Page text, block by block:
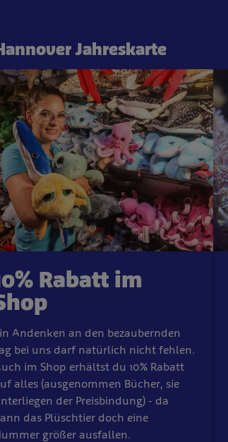
Jahreskarte
Rabatt im
Andenken an den bezaubernden
bei uns darf natürlich nicht fehlen.
im Shop erhältst du 10% Rabatt
alles (ausgenommen Bücher, sie
der Preisbindung) - da
das Plüschtier doch eine
größer ausfallen.